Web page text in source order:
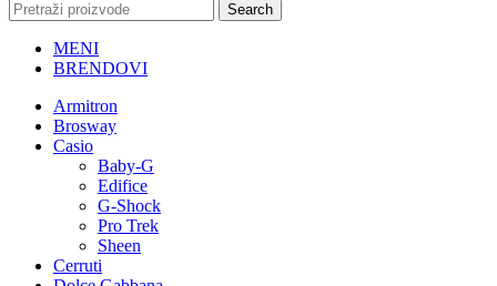
Search
MENI
BRENDOVI
Armitron
Brosway
Casio
Baby-G
Edifice
G-Shock
Pro Trek
Sheen
Cerruti